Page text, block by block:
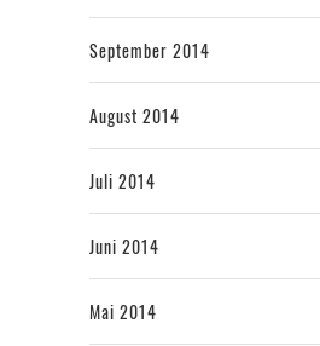
September 2014
August 2014
Juli 2014
Juni 2014
Mai 2014